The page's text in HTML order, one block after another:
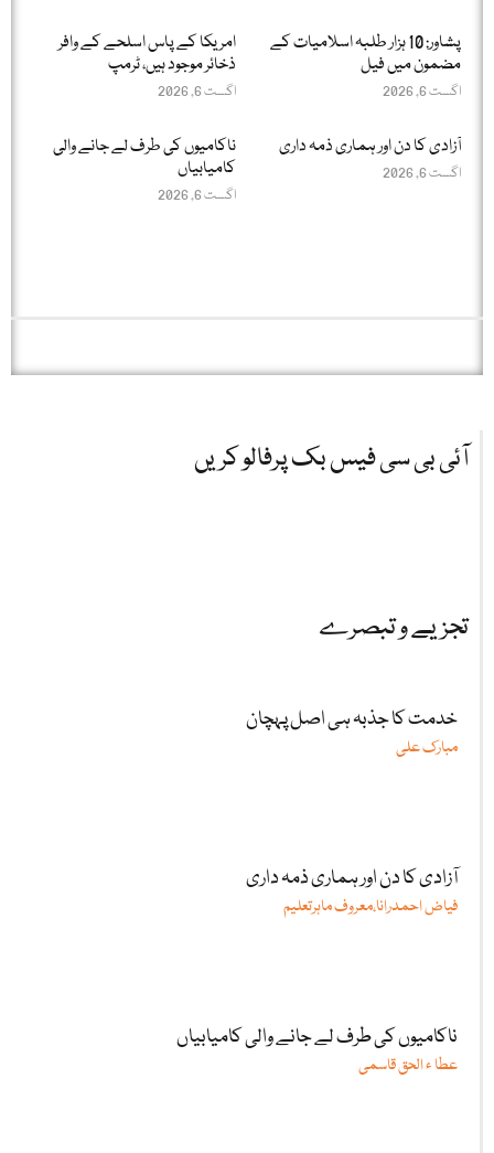
پشاور: 10 ہزار طلبہ اسلامیات کے
مضمون میں فیل
اگست 6, 2026
امریکا کے پاس اسلحے کے وافر
ذخائر موجود ہیں، ٹرمپ
اگست 6, 2026
آزادی کا دن اور ہماری ذمہ داری
اگست 6, 2026
ناکامیوں کی طرف لے جانے والی
کامیابیاں
اگست 6, 2026
آئی بی سی فیس بک پرفالو کریں
تجزیے و تبصرے
خدمت کا جذبہ ہی اصل پہچان
مبارک علی
آزادی کا دن اور ہماری ذمہ داری
فیاض احمدرانا،معروف ماہرتعلیم
ناکامیوں کی طرف لے جانے والی کامیابیاں
عطا ء الحق قاسمی